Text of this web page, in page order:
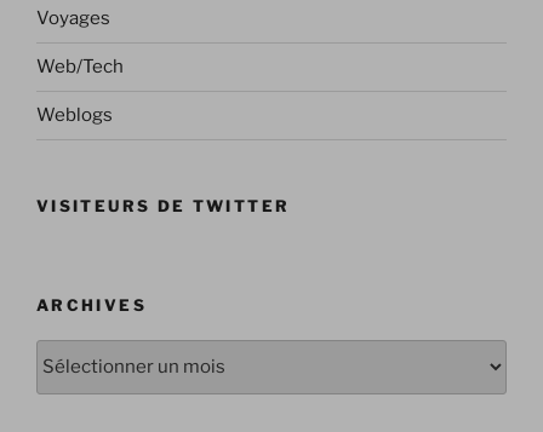
Voyages
Web/Tech
Weblogs
VISITEURS DE TWITTER
ARCHIVES
Archives